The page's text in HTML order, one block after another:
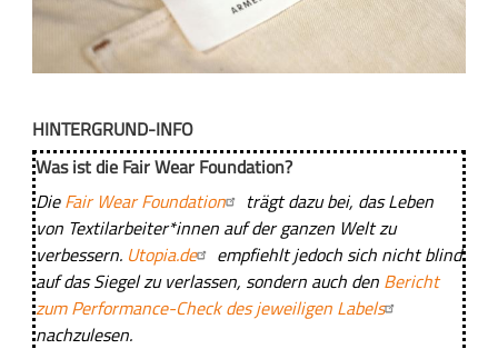
b
l
e
e
c
o
f
a
HINTERGRUND-INFO
Was ist die Fair Wear Foundation?
DieFair Wear Foundation
trägt dazu bei, das Leben
von Textilarbeiter*innen auf der ganzen Welt zu
verbessern. Utopia.de
empfiehlt jedoch sich nicht blind
auf das Siegel zu verlassen, sondern auch den Bericht
zum Performance-Check des jeweiligen Labels
nachzulesen.